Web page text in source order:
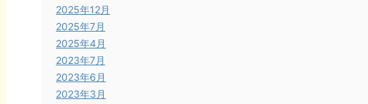
2025年12月
2025年7月
2025年4月
2023年7月
2023年6月
2023年3月